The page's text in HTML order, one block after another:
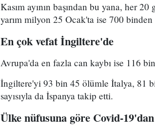
Kasım ayının başından bu yana, her
yarım milyon 25 Ocak'ta ise 700
En çok vefat İngiltere'de
Avrupa'da en fazla can kaybı ise 116
İngiltere'yi 93 bin 45 ölümle İtalya, 81
sayısıyla da İspanya takip etti.
Ülke nüfusuna göre Covid-